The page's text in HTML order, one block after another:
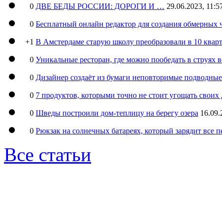
0 ДВЕ БЕДЫ РОССИИ: ДОРОГИ И … 29.06.2023,
0 Бесплатный онлайн редактор для создания обмерных
+1 В Амстердаме старую школу преобразовали в 10
0 Уникальные ресторан, где можно пообедать в струях
0 Дизайнер создаёт из бумаги неповторимые
0 7 продуктов, которыми точно не стоит угощать
0 Шведы построили дом-теплицу на берегу озера
0 Рюкзак на солнечных батареях, который зарядит все
Все статьи